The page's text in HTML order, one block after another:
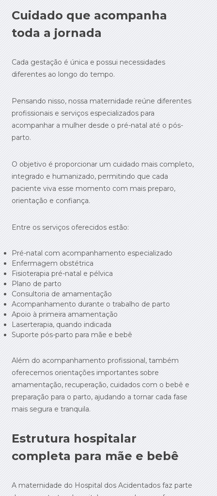
Cuidado que acompanha
toda a jornada
Cada gestação é única e possui necessidades
diferentes ao longo do tempo.
Pensando nisso, nossa maternidade reúne diferentes
profissionais e serviços especializados para
acompanhar a mulher desde o pré-natal até o pós-
parto.
O objetivo é proporcionar um cuidado mais completo,
integrado e humanizado, permitindo que cada
paciente viva esse momento com mais preparo,
orientação e confiança.
Entre os serviços oferecidos estão:
Pré-natal com acompanhamento especializado
Enfermagem obstétrica
Fisioterapia pré-natal e pélvica
Plano de parto
Consultoria de amamentação
Acompanhamento durante o trabalho de parto
Apoio à primeira amamentação
Laserterapia, quando indicada
Suporte pós-parto para mãe e bebê
Além do acompanhamento profissional, também
oferecemos orientações importantes sobre
amamentação, recuperação, cuidados com o bebê e
preparação para o parto, ajudando a tornar cada fase
mais segura e tranquila.
Estrutura hospitalar
completa para mãe e bebê
A maternidade do Hospital dos Acidentados faz parte